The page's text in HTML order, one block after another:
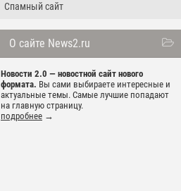
Спамный сайт
О сайте News2.ru
Новости 2.0 — новостной сайт нового
формата. Вы сами выбираете интересные и
актуальные темы. Самые лучшие попадают
на главную страницу.
подробнее →